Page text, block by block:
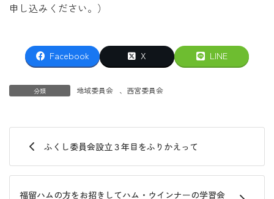
申し込みください。）
Facebook X LINE
分類 地域委員会 、 西宮委員会
ふくし委員会設立３年目をふりかえって
福留ハムの方をお招きしてハム・ウインナーの学習会